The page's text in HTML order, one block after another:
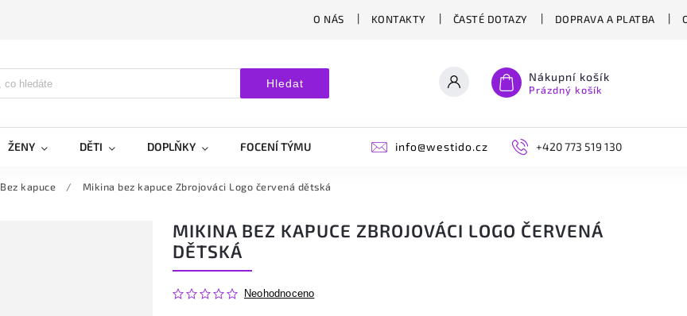
O NÁS KONTAKTY ČASTÉ DOTAZY DOPRAVA A PLATBA
Hledat Nákupní košík
Prázdný košík
ŽENY DĚTI DOPLŇKY FOCENÍ TÝMU +420 773 519 130
info@westido.cz
Bez kapuce / Mikina bez kapuce Zbrojováci Logo červená dětská
MIKINA BEZ KAPUCE ZBROJOVÁCI LOGO ČERVENÁ
DĚTSKÁ
Neohodnoceno